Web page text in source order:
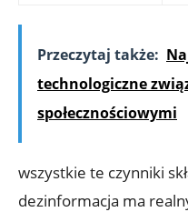
Przeczytaj także:
technologiczne
społecznościowymi
wszystkie te czynniki
dezinformacja ma